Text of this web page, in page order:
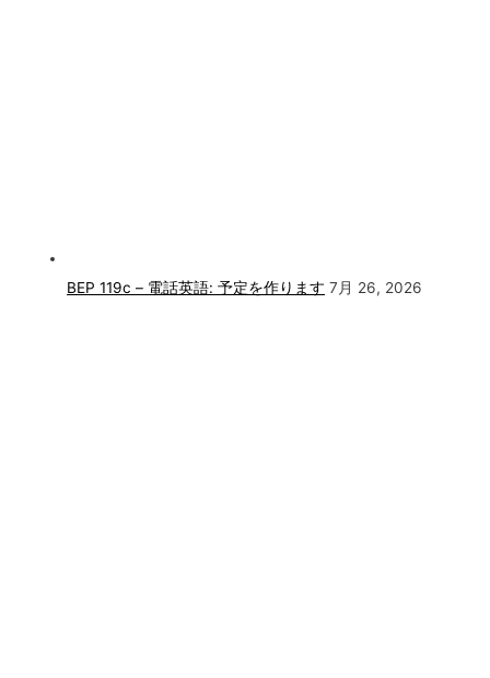
BEP 119c – 電話英語: 予定を作ります 7月 26, 2026